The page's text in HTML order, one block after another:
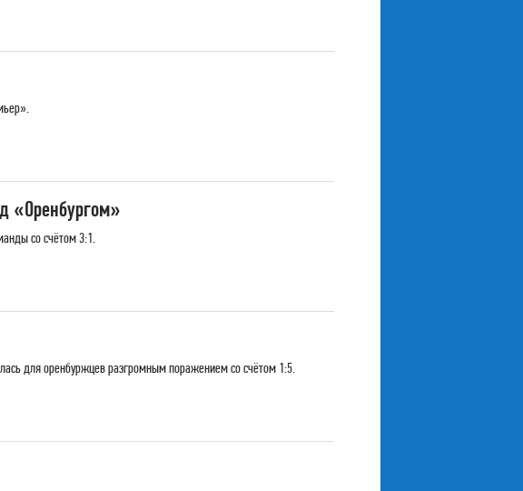
«Оренбургом»
со счётом 3:1.
для оренбуржцев разгромным поражением со счётом 1:5.